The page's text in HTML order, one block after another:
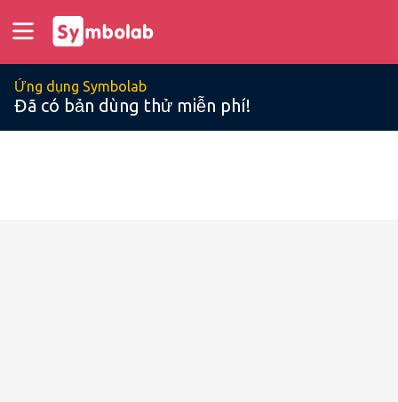
Ứng dụng Symbolab
Đã có bản dùng thử miễn phí!